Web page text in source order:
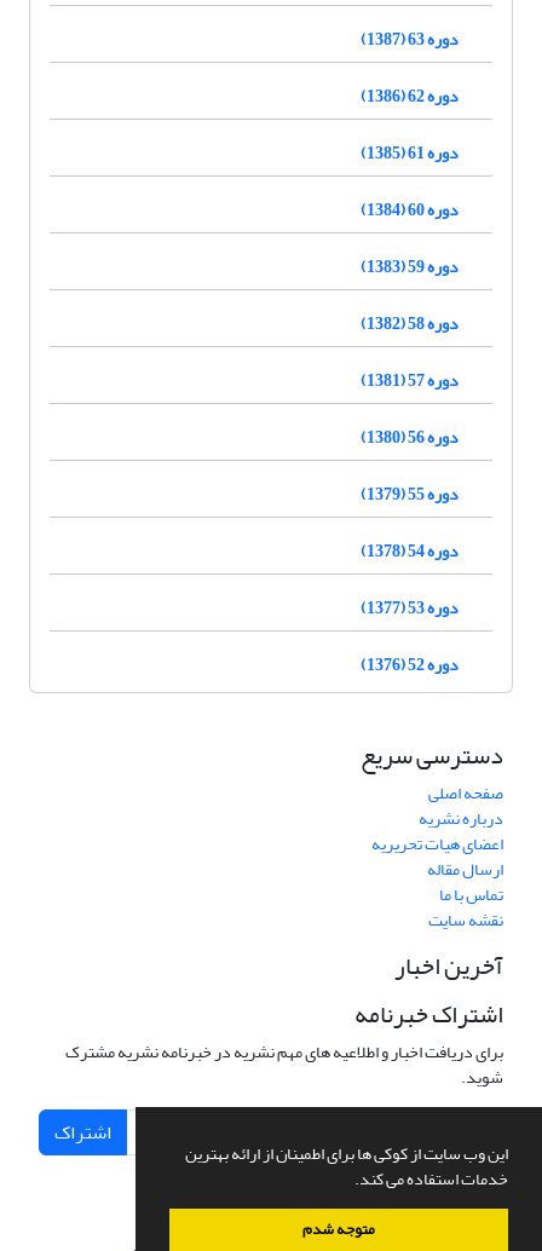
این وب سایت از کوکی ها برای اطمینان از ارائه بهترین
خدمات استفاده می کند.
متوجه شدم
دوره 63 (1387)
دوره 62 (1386)
دوره 61 (1385)
دوره 60 (1384)
دوره 59 (1383)
دوره 58 (1382)
دوره 57 (1381)
دوره 56 (1380)
دوره 55 (1379)
دوره 54 (1378)
دوره 53 (1377)
دوره 52 (1376)
دسترسی سریع
صفحه اصلی
درباره نشریه
اعضای هیات تحریریه
ارسال مقاله
تماس با ما
نقشه سایت
آخرین اخبار
اشتراک خبرنامه
برای دریافت اخبار و اطلاعیه های مهم نشریه در خبرنامه نشریه مشترک
شوید.
اشتراک